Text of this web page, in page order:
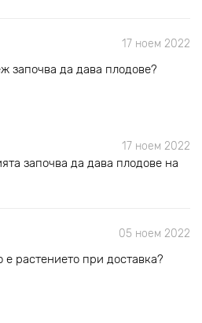
17 ноем 2022
започва да дава плодове?
17 ноем 2022
започва да дава плодове на
05 ноем 2022
е растението при доставка?